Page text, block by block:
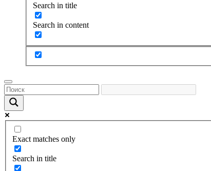
Search in title
Search in content
Exact matches only
Search in title